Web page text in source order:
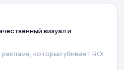
визуал и
который убивает ROI